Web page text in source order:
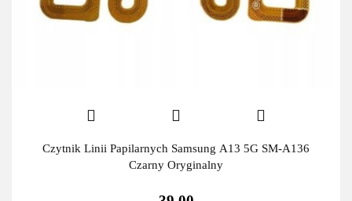
Czytnik Linii Papilarnych Samsung A13 5G SM-A136
Czarny Oryginalny